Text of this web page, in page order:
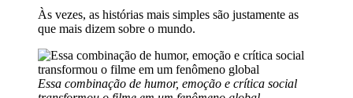
Às vezes, as histórias mais simples são justamente as
que mais dizem sobre o mundo.
Essa combinação de humor, emoção e crítica social